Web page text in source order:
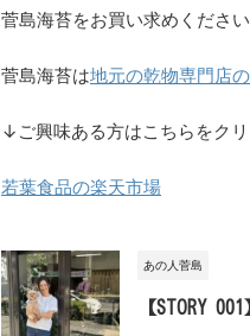
菅島海苔をお買い求めください
菅島海苔は地元の乾物専門店
↓ご興味ある方はこちらをク
若葉食品の楽天市場
あの人菅島
【STORY